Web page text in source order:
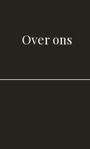
Over ons